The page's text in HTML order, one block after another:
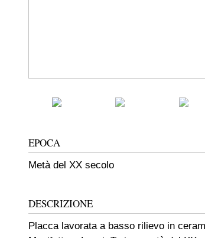
EPOCA
Metà del XX secolo
DESCRIZIONE
Placca lavorata a basso rilievo in